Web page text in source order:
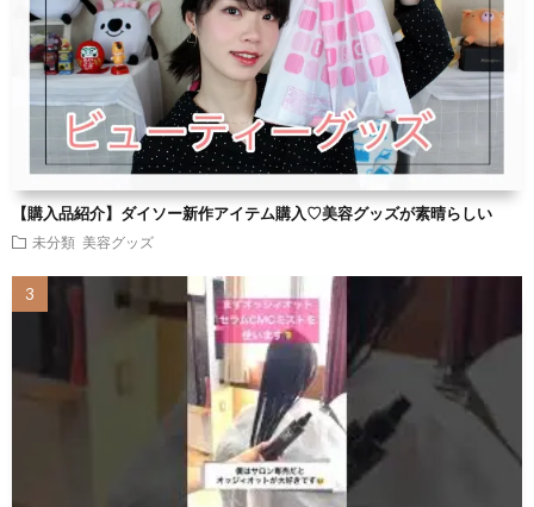
【購入品紹介】ダイソー新作アイテム購入♡美容グッズが素晴らしい
未分類 美容グッズ